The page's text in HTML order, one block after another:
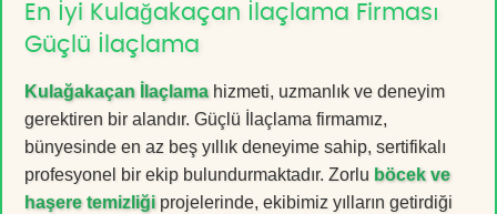
En İyi Kulağakaçan İlaçlama Firması
Güçlü İlaçlama
Kulağakaçan İlaçlamahizmeti, uzmanlık ve deneyim
gerektiren bir alandır. Güçlü İlaçlama firmamız,
bünyesinde en az beş yıllık deneyime sahip, sertifikalı
profesyonel bir ekip bulundurmaktadır. Zorlu böcek ve
haşere temizliği projelerinde, ekibimiz yılların getirdiği